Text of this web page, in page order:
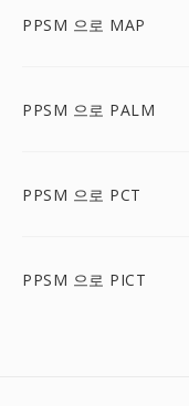
PPSM 으로 MAP
PPSM 으로 PALM
PPSM 으로 PCT
PPSM 으로 PICT